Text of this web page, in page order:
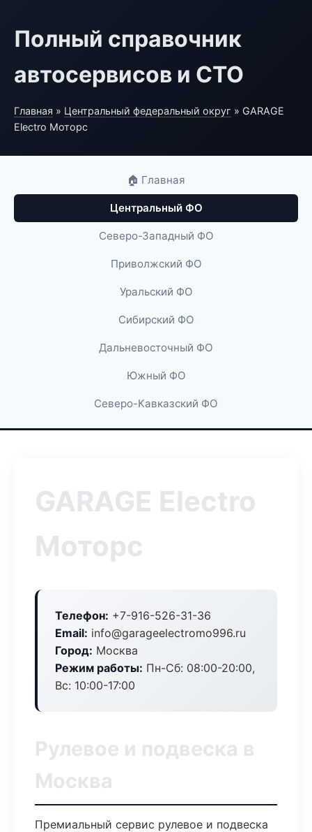
Полный справочник
автосервисов и СТО
Главная » Центральный федеральный округ » GARAGE
Electro Моторс
🏠 Главная
Центральный ФО
Северо-Западный ФО
Приволжский ФО
Уральский ФО
Сибирский ФО
Дальневосточный ФО
Южный ФО
Северо-Кавказский ФО
GARAGE Electro
Моторс
Телефон: +7-916-526-31-36
Email: info@garageelectromo996.ru
Город: Москва
Режим работы: Пн-Сб: 08:00-20:00,
Вс: 10:00-17:00
Рулевое и подвеска в
Москва
Премиальный сервис рулевое и подвеска